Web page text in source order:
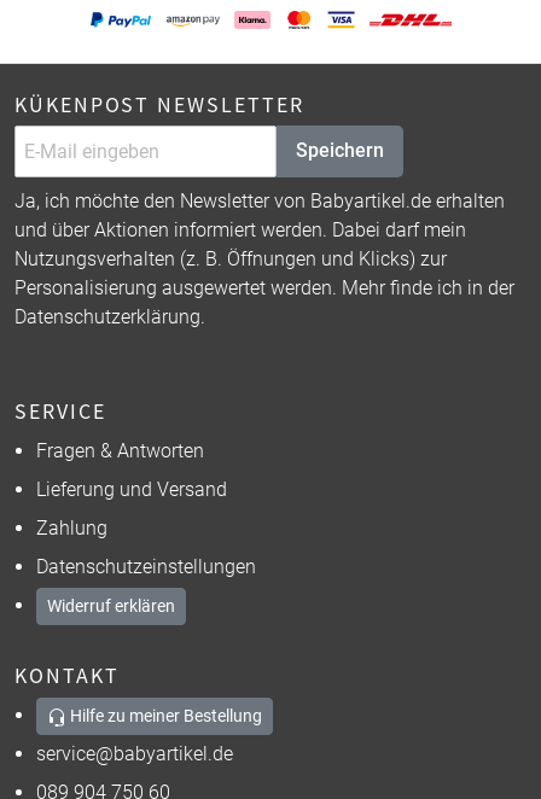
KÜKENPOST NEWSLETTER
Speichern
Ja, ich möchte den Newsletter von Babyartikel.de erhalten
und über Aktionen informiert werden. Dabei darf mein
Nutzungsverhalten (z. B. Öffnungen und Klicks) zur
Personalisierung ausgewertet werden. Mehr finde ich in der
Datenschutzerklärung.
SERVICE
Fragen & Antworten
Lieferung und Versand
Zahlung
Datenschutzeinstellungen
Widerruf erklären
KONTAKT
Hilfe zu meiner Bestellung
service@babyartikel.de
089 904 750 60